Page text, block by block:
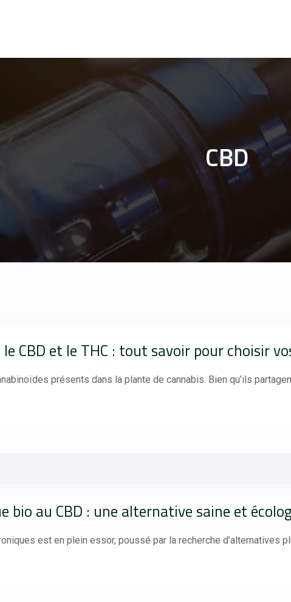
CBD
CBD et le THC : tout savoir pour choisir
présents dans la plante de cannabis. Bien qu’ils
bio au CBD : une alternative saine et
est en plein essor, poussé par la recherche d’alternatives